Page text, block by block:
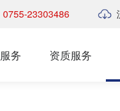
0755-23303486
务 资质服务